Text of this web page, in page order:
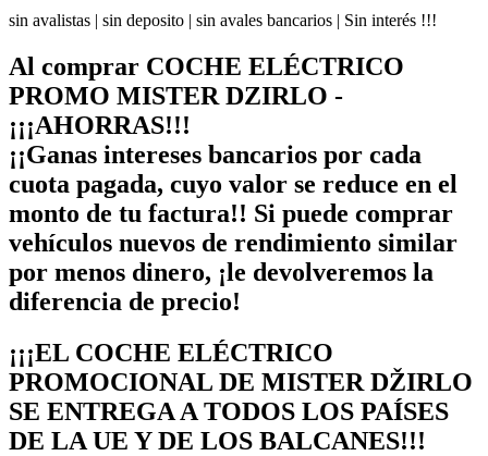
sin avalistas | sin deposito | sin avales bancarios | Sin interés !!!
Al comprar COCHE ELÉCTRICO
PROMO MISTER DZIRLO -
¡¡¡AHORRAS!!!
¡¡Ganas intereses bancarios por cada
cuota pagada, cuyo valor se reduce en el
monto de tu factura!! Si puede comprar
vehículos nuevos de rendimiento similar
por menos dinero, ¡le devolveremos la
diferencia de precio!
¡¡¡EL COCHE ELÉCTRICO
PROMOCIONAL DE MISTER DŽIRLO
SE ENTREGA A TODOS LOS PAÍSES
DE LA UE Y DE LOS BALCANES!!!